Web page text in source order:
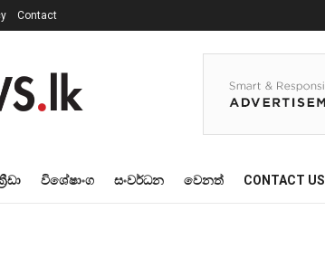
Contact
විශේෂාංග සංවර්ධන වෙනත් CONTACT US